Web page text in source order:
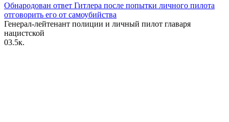
Обнародован ответ Гитлера после попытки личного пилота
отговорить его от самоубийства
Генерал-лейтенант полиции и личный пилот главаря
нацистской
03.5к.